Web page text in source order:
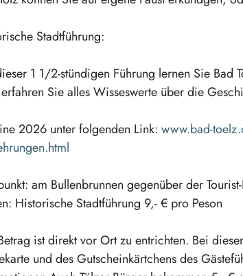
Stadtführung:
1 1/2-stündigen Führung lernen Sie Bad
Sie alles Wisseswerte über die
2026 unter folgenden Link: www.bad-
am Bullenbrunnen gegenüber der
Historische Stadtführung 9,- € pro Peson
ist direkt vor Ort zu entrichten. Bei
und des Gutscheinkärtchens des